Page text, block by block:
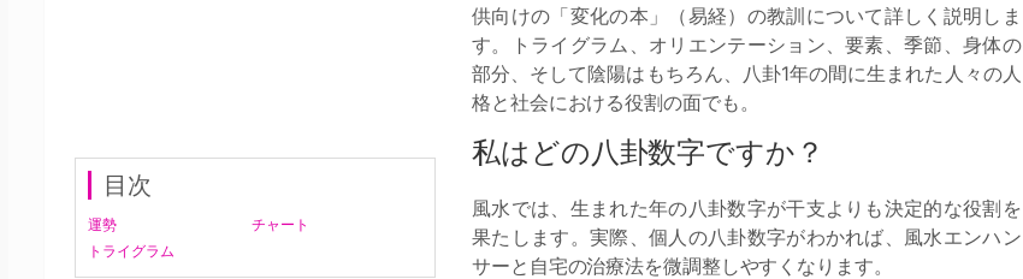
目次
運勢
チャート
トライグラム
供向けの「変化の本」（易経）の教訓について詳しく説明しま
す。トライグラム、オリエンテーション、要素、季節、身体の
部分、そして陰陽はもちろん、八卦1年の間に生まれた人々の人
格と社会における役割の面でも。
私はどの八卦数字ですか？
風水では、生まれた年の八卦数字が干支よりも決定的な役割を
果たします。実際、個人の八卦数字がわかれば、風水エンハン
サーと自宅の治療法を微調整しやすくなります。